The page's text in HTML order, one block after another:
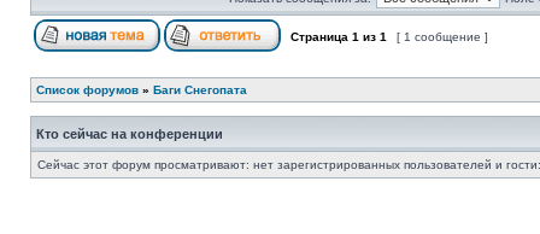
Страница 1 из 1 [ 1 сообщение ]
Список форумов » Баги Снегопата
Кто сейчас на конференции
Сейчас этот форум просматривают: нет зарегистрированных пользователей и